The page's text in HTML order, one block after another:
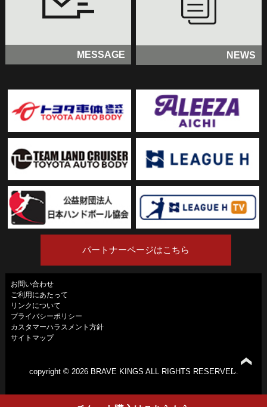
MESSAGE NEWS
パートナーページはこちら
お問い合わせ
ご利用にあたって
リンクについて
プライバシーポリシー
カスタマーハラスメント方針
サイトマップ
copyright © 2026 BRAVE KINGS ALL RIGHTS RESERVED.